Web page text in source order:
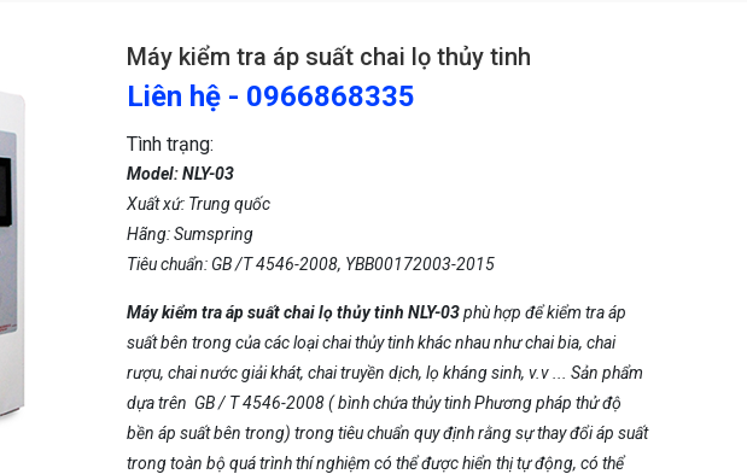
Máy kiểm tra áp suất chai lọ thủy tinh
Liên hệ - 0966868335
Tình trạng:
Model: NLY-03
Xuất xứ: Trung quốc
Hãng: Sumspring
Tiêu chuẩn: GB /T 4546-2008, YBB00172003-2015
Máy kiểm tra áp suất chai lọ thủy tinh NLY-03phù hợp để kiểm tra áp
suất bên trong của các loại chai thủy tinh khác nhau như chai bia, chai
rượu, chai nước giải khát, chai truyền dịch, lọ kháng sinh, v.v ... Sản phẩm
dựa trên GB / T 4546-2008 ( bình chứa thủy tinh Phương pháp thử độ
bền áp suất bên trong) trong tiêu chuẩn quy định rằng sự thay đổi áp suất
trong toàn bộ quá trình thí nghiệm có thể được hiển thị tự động, có thể